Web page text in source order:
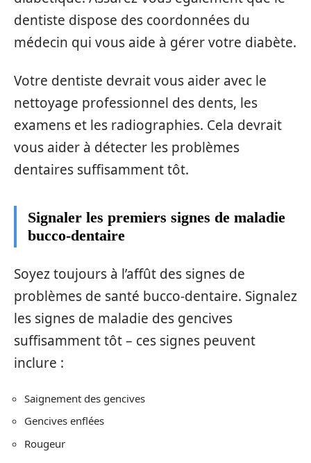
dentiste dispose des coordonnées du
médecin qui vous aide à gérer votre diabète.
Votre dentiste devrait vous aider avec le
nettoyage professionnel des dents, les
examens et les radiographies. Cela devrait
vous aider à détecter les problèmes
dentaires suffisamment tôt.
Signaler les premiers signes de maladie
bucco-dentaire
Soyez toujours à l’affût des signes de
problèmes de santé bucco-dentaire. Signalez
les signes de maladie des gencives
suffisamment tôt – ces signes peuvent
inclure :
Saignement des gencives
Gencives enflées
Rougeur